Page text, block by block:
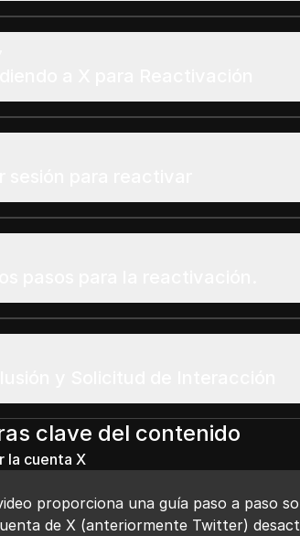
clave del contenido
la cuenta X
proporciona una guía paso a paso
de X (anteriormente Twitter)